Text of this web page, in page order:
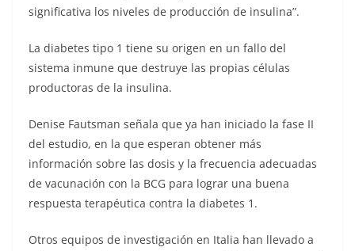
significativa los niveles de producción de insulina”.
La diabetes tipo 1 tiene su origen en un fallo del
sistema inmune que destruye las propias células
productoras de la insulina.
Denise Fautsman señala que ya han iniciado la fase II
del estudio, en la que esperan obtener más
información sobre las dosis y la frecuencia adecuadas
de vacunación con la BCG para lograr una buena
respuesta terapéutica contra la diabetes 1.
Otros equipos de investigación en Italia han llevado a